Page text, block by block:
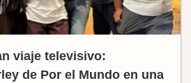
viaje televisivo:
de Por el Mundo en una